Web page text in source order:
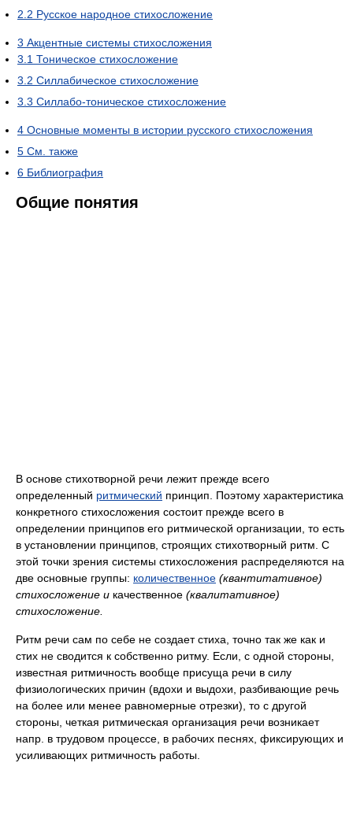
2.2 Русское народное стихосложение
3 Акцентные системы стихосложения
3.1 Тоническое стихосложение
3.2 Силлабическое стихосложение
3.3 Силлабо-тоническое стихосложение
4 Основные моменты в истории русского стихосложения
5 См. также
6 Библиография
Общие понятия
В основе стихотворной речи лежит прежде всего
определенный ритмический принцип. Поэтому характеристика
конкретного стихосложения состоит прежде всего в
определении принципов его ритмической организации, то есть
в установлении принципов, строящих стихотворный ритм. С
этой точки зрения системы стихосложения распределяются на
две основные группы: количественное (квантитативное)
стихосложение и качественное (квалитативное)
стихосложение.
Ритм речи сам по себе не создает стиха, точно так же как и
стих не сводится к собственно ритму. Если, с одной стороны,
известная ритмичность вообще присуща речи в силу
физиологических причин (вдохи и выдохи, разбивающие речь
на более или менее равномерные отрезки), то с другой
стороны, четкая ритмическая организация речи возникает
напр. в трудовом процессе, в рабочих песнях, фиксирующих и
усиливающих ритмичность работы.